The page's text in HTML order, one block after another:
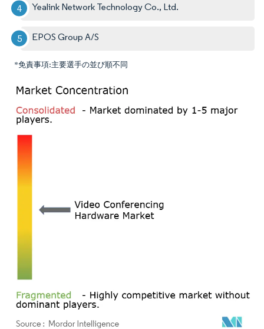
Yealink Network Technology Co., Ltd.
EPOS Group A/S
*免責事項:主要選手の並び順不同